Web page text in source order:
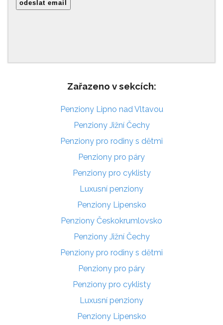
Zařazeno v sekcích:
Penziony Lipno nad Vltavou
Penziony Jižní Čechy
Penziony pro rodiny s dětmi
Penziony pro páry
Penziony pro cyklisty
Luxusní penziony
Penziony Lipensko
Penziony Českokrumlovsko
Penziony Jižní Čechy
Penziony pro rodiny s dětmi
Penziony pro páry
Penziony pro cyklisty
Luxusní penziony
Penziony Lipensko